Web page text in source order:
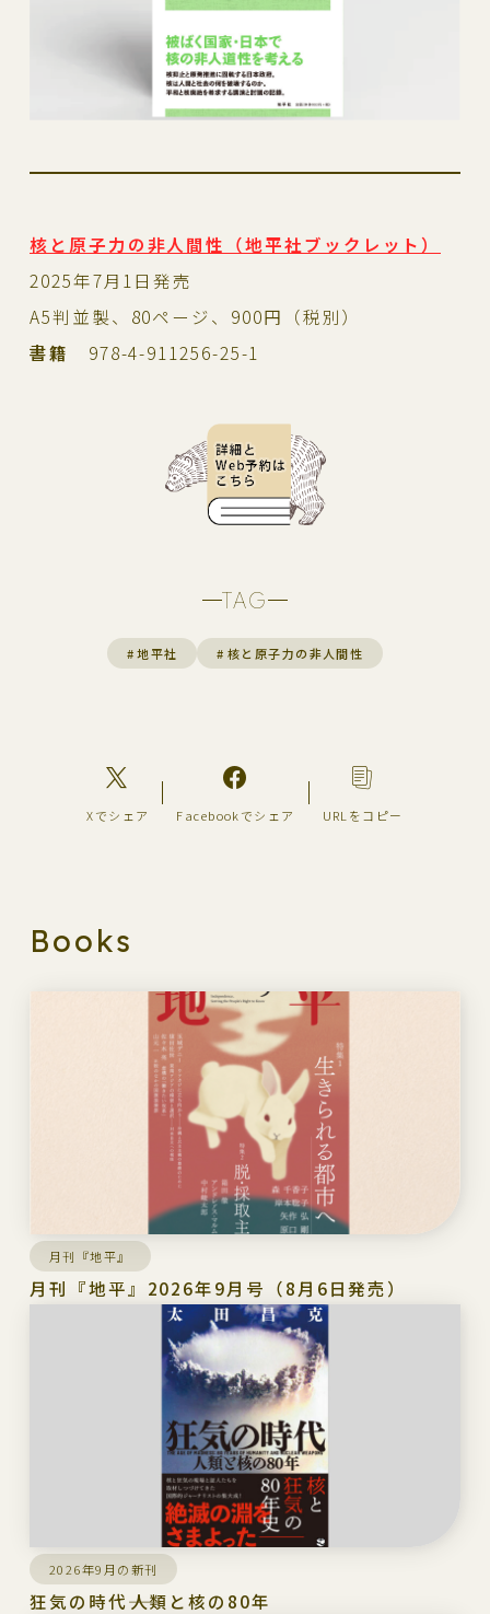
核と原子力の非人間性（地平社ブックレット）
2025年7月1日発売
A5判並製、80ページ、900円（税別）
書籍
978-4-911256-25-1
TAG
#地平社 # 核と原子力の非人間性
Xでシェア Facebookでシェア URLをコピー
Books
月刊『地平』
月刊『地平』2026年9月号（8月6日発売）
2026年9月の新刊
狂気の時代――人類と核の80年